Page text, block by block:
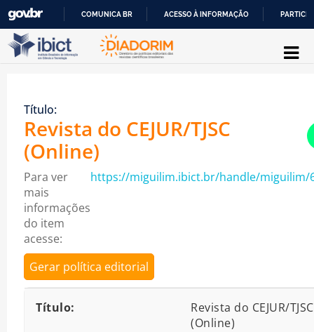
IR
COMUNICA BR ACESSO À INFORMAÇÃO
Pular para o conteúdo
Título:
Revista do CEJUR/TJSC
(Online)
Para ver
mais
informações
do item
acesse:
https://miguilim.ibict.br/handle/miguilim/
Gerar política editorial
Título:
Revista do CEJUR/TJSC
(Online)